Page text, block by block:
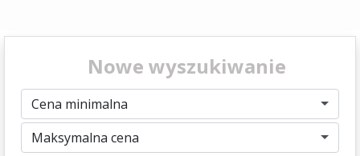
Nowe wyszukiwanie
Cena minimalna
Maksymalna cena